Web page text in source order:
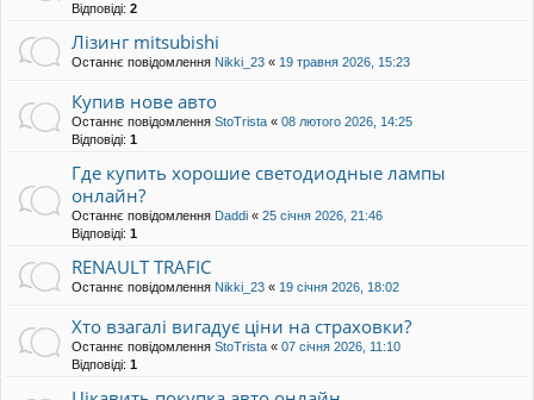
Відповіді: 2
Лізинг mitsubishi
Останнє повідомлення Nikki_23 « 19 травня 2026, 15:23
Купив нове авто
Останнє повідомлення StoTrista « 08 лютого 2026, 14:25
Відповіді: 1
Где купить хорошие светодиодные лампы
онлайн?
Останнє повідомлення Daddi « 25 січня 2026, 21:46
Відповіді: 1
RENAULT TRAFIC
Останнє повідомлення Nikki_23 « 19 січня 2026, 18:02
Хто взагалі вигадує ціни на страховки?
Останнє повідомлення StoTrista « 07 січня 2026, 11:10
Відповіді: 1